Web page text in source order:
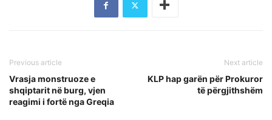
Previous article
Vrasja monstruoze e
shqiptarit në burg, vjen
reagimi i fortë nga Greqia
Next article
KLP hap garën për Prokuror
të përgjithshëm